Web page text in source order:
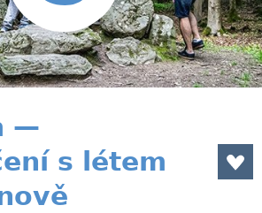
—
s létem